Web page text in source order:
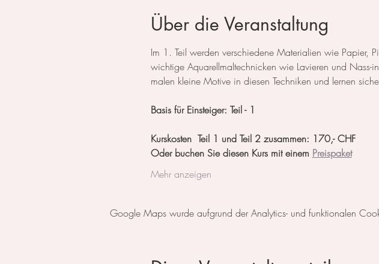
Über die Veranstaltung
Im 1. Teil werden verschiedene Materialien wie Papier,
wichtige Aquarellmaltechnicken wie Lavieren und Nass-
malen kleine Motive in diesen Techniken und lernen
Basis für Einsteiger: Teil - 1
Kurskosten  Teil 1 und Teil 2 zusammen: 170,- CHF
Oder buchen Sie diesen Kurs mit einem Preispaket
Mehr anzeigen
Google Maps wurde aufgrund der Analytics- und funktionalen